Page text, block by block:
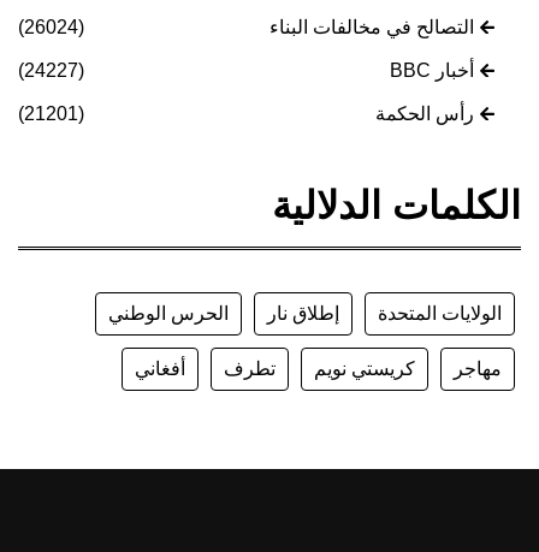
التصالح في مخالفات البناء (26024)
أخبار BBC (24227)
رأس الحكمة (21201)
الكلمات الدلالية
الولايات المتحدة إطلاق نار الحرس الوطني
مهاجر كريستي نويم تطرف أفغاني